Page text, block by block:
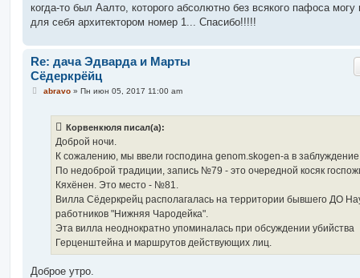
и
е
когда-то был Аалто, которого абсолютно без всякого пафоса могу
для себя архитектором номер 1... Спасибо!!!!!
Re: дача Эдварда и Марты
Сёдеркрёйц
Сabravo» Пн июн 05, 2017 11:00 am
Корвенкюля писал(а):
Доброй ночи.
К сожалению, мы ввели господина genom.skogen-а в
По недоброй традиции, запись №79 - это очередной косяк
Кяхёнен. Это место - №81.
Вилла Сёдеркрейц располагалась на территории бывшего ДО
работников "Нижняя Чародейка".
Эта вилла неоднократно упоминалась при обсуждении убийства
Герценштейна и маршрутов действующих лиц.
Доброе утро.